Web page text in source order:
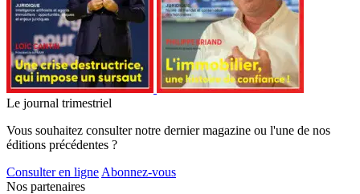
Le journal trimestriel
Vous souhaitez consulter notre dernier magazine ou l'une de nos
éditions précédentes ?
Consulter en ligne Abonnez-vous
Nos partenaires